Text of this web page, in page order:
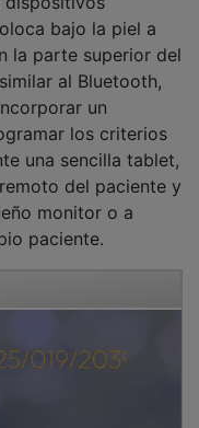
bajo la piel a
la parte superior del
al Bluetooth,
un
los criterios
una sencilla tablet,
del paciente y
monitor o a
paciente.